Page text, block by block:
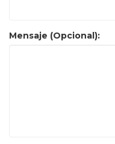
Mensaje (Opcional):